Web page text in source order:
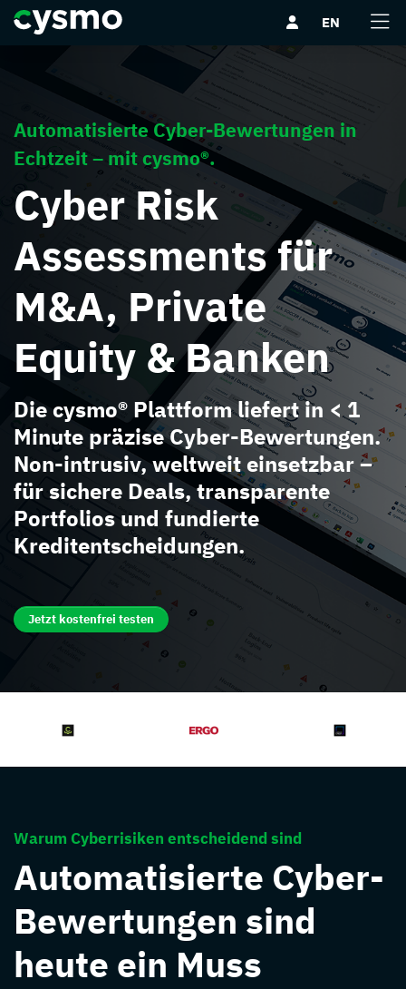
Direkt
zum
Direkt
zum
Direkt
zur
Direkt
zum
EN
Automatisierte Cyber-Bewertungen in
Echtzeit – mit cysmo®.
Cyber Risk
Assessments für
M&A, Private
Equity & Banken
Die cysmo® Plattform liefert in < 1
Minute präzise Cyber-Bewertungen.
Non-intrusiv, weltweit einsetzbar –
für sichere Deals, transparente
Portfolios und fundierte
Kreditentscheidungen.
Jetzt kostenfrei testen
Warum Cyberrisiken entscheidend sind
Automatisierte Cyber-
Bewertungen sind
heute ein Muss